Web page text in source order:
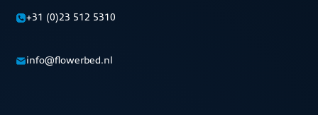
+31 (0)23 512 5310
info@flowerbed.nl